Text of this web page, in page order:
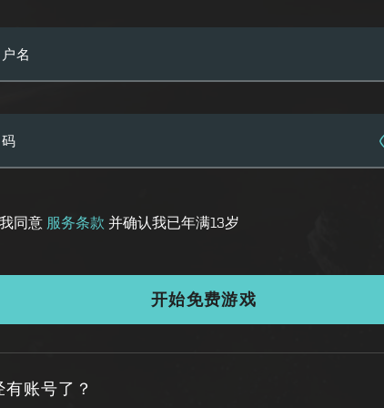
名
我同意 服务条款 并确认我已年满13岁
开始免费游戏
有账号了？